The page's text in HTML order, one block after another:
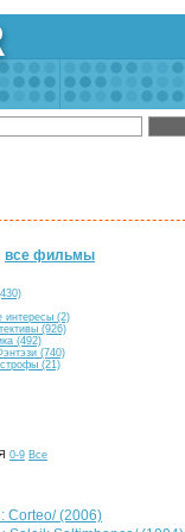
все фильмы
интересы (2)
(926)
(492)
(740)
(21)
0-9 Все
Corteo/ (2006)